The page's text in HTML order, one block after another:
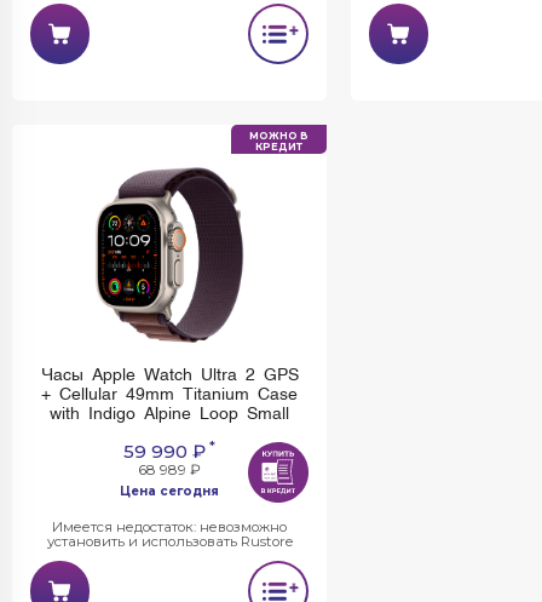
МОЖНО В
КРЕДИТ
Часы Apple Watch Ultra 2 GPS
+ Cellular 49mm Titanium Case
with Indigo Alpine Loop Small
59 990 ₽ *
68 989 ₽
Цена сегодня
Имеется недостаток: невозможно
установить и использовать Rustore